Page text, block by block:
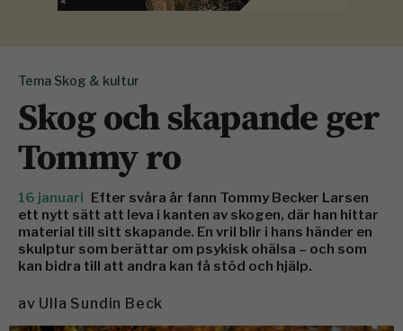
Tema Skog & kultur
Skog och skapande ger
Tommy ro
16 januari Efter svåra år fann Tommy Becker Larsen
ett nytt sätt att leva i kanten av skogen, där han hittar
material till sitt skapande. En vril blir i hans händer en
skulptur som berättar om psykisk ohälsa – och som
kan bidra till att andra kan få stöd och hjälp.
av Ulla Sundin Beck